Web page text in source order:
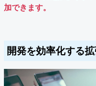
加できます。
開発を効率化する